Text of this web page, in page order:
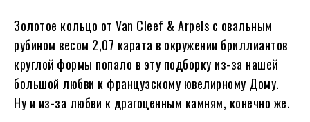
Золотое кольцо от Van Cleef & Arpels с овальным
рубином весом 2,07 карата в окружении бриллиантов
круглой формы попало в эту подборку из-за нашей
большой любви к французскому ювелирному Дому.
Ну и из-за любви к драгоценным камням, конечно же.